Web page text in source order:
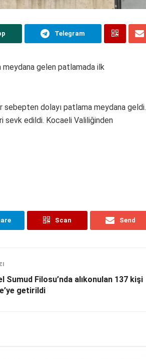
Telegram
meydana gelen patlamada ilk
sebepten dolayı patlama meydana geldi.
sevk edildi. Kocaeli Valiliğinden
Scan Send
Sumud Filosu’nda alıkonulan 137 kişi
getirildi